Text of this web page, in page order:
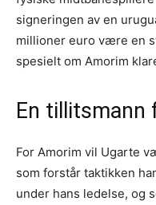
signeringen av en
millioner euro være en
spesielt om Amorim
En tillitsmann
For Amorim vil Ugarte
som forstår taktikken
under hans ledelse, og